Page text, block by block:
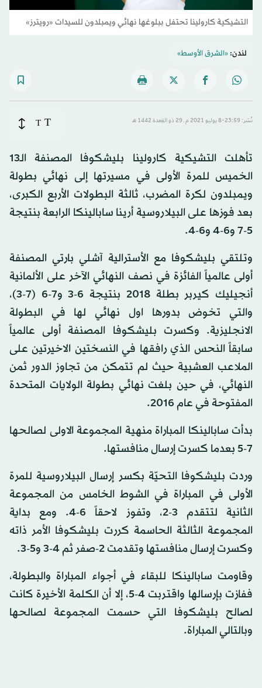
التشيكية كارولينا تحتفل ببلوغها نهائي ويمبلدون للسيدات «رويترز»
لندن:«الشرق الأوسط»
نُشر: 23:59-8 يوليو 2021 م ـ 29 ذو القِعدة 1442 هـ T
T
تأهلت التشيكية كارولينا بليشكوفا المصنفة الـ13
الخميس للمرة الأولى في مسيرتها إلى نهائي بطولة
ويمبلدون لكرة المضرب، ثالثة البطولات الأربع الكبرى،
بعد فوزها على البيلاروسية أرينا سابالينكا الرابعة بنتيجة
5-7 و6-4 و6-4.
وتلتقي بليشكوفا مع الأسترالية آشلي بارتي المصنفة
أولى عالمياً الفائزة في نصف النهائي الآخر على الألمانية
أنجيليك كيربر بطلة 2018 بنتيجة 6-3 و7-6 (7-3)،
والتي تخوض بدورها اول نهائي لها في البطولة
الانجليزية. وكسرت بليشكوفا المصنفة أولى عالمياً
سابقاً النحس الذي رافقها في النسختين الاخيرتين على
الملاعب العشبية حيث لم تتمكن من تجاوز الدور ثمن
النهائي، في حين بلغت نهائي بطولة الولايات المتحدة
المفتوحة في عام 2016.
بدأت سابالينكا المباراة منهية المجموعة الاولى لصالحها
7-5 بعدما كسرت إرسال منافستها.
وردت بليشكوفا التحيّة بكسر إرسال البيلاروسية للمرة
الأولى في المباراة في الشوط الخامس من المجموعة
الثانية لتتقدم 3-2، وتفوز لاحقاً 6-4. ومع بداية
المجموعة الثالثة الحاسمة كررت بليشكوفا الأمر ذاته
وكسرت إرسال منافستها وتقدمت 2-صفر ثم 4-3 و5-3.
وقاومت سابالينكا للبقاء في أجواء المباراة والبطولة،
ففازت بإرسالها واقتربت 4-5، إلا أن الكلمة الأخيرة كانت
لصالح بليشكوفا التي حسمت المجموعة لصالحها
وبالتالي المباراة.